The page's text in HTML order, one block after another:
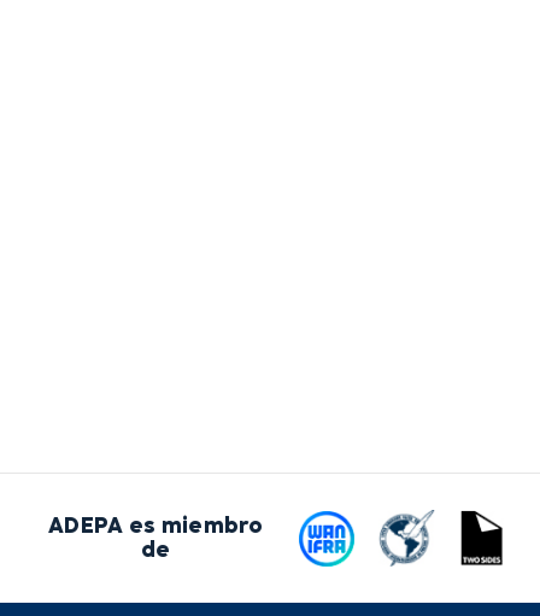
ADEPA es miembro
de